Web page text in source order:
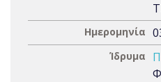
Ημερομηνία
Ίδρυμα